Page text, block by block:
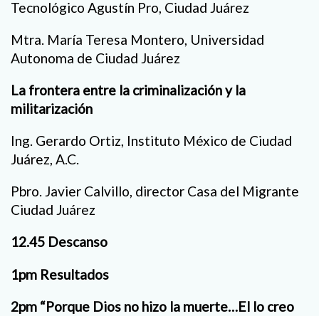
Tecnológico Agustín Pro, Ciudad Juárez
Mtra. María Teresa Montero, Universidad
Autonoma de Ciudad Juárez
La frontera entre la criminalización y la
militarización
Ing. Gerardo Ortiz, Instituto México de Ciudad
Juárez, A.C.
Pbro. Javier Calvillo, director Casa del Migrante
Ciudad Juárez
12.45 Descanso
1pm Resultados
2pm “Porque Dios no hizo la muerte…El lo creo